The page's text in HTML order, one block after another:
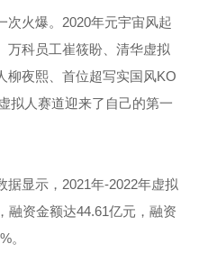
次火爆。2020年元宇宙风起
万科员工崔筱盼、清华虚拟
柳夜熙、首位超写实国风KO
拟人赛道迎来了自己的第一
据显示，2021年-2022年虚拟
融资金额达44.61亿元，融资
。